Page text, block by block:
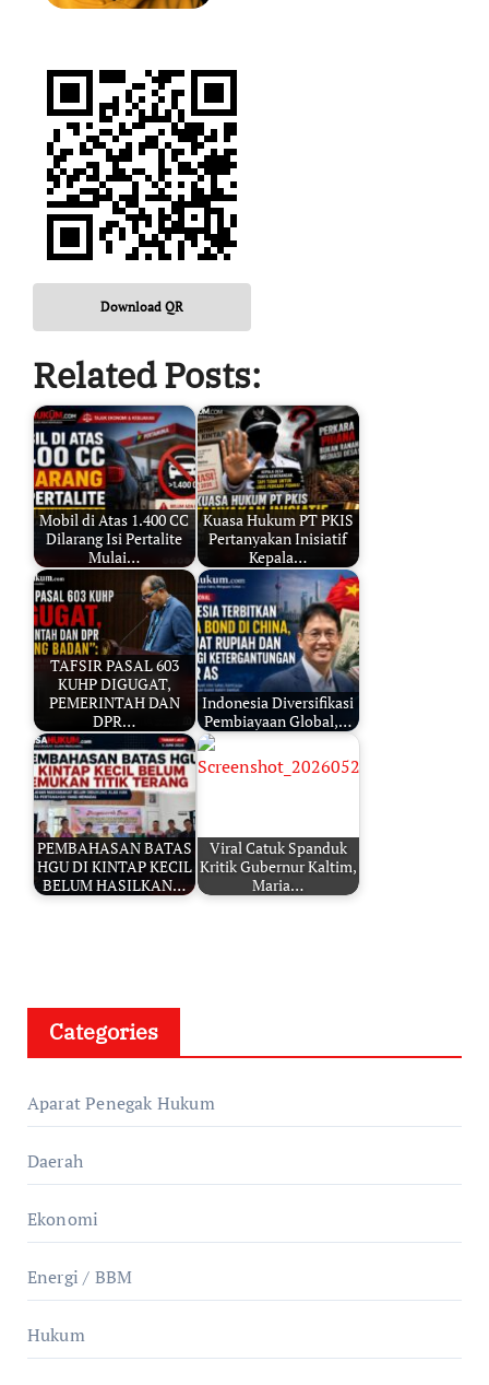
Download QR
Related Posts:
Mobil di Atas 1.400 CC
Dilarang Isi Pertalite
Mulai…
Kuasa Hukum PT PKIS
Pertanyakan Inisiatif
Kepala…
TAFSIR PASAL 603
KUHP DIGUGAT,
PEMERINTAH DAN
DPR…
Indonesia Diversifikasi
Pembiayaan Global,…
PEMBAHASAN BATAS
HGU DI KINTAP KECIL
BELUM HASILKAN…
Viral Catuk Spanduk
Kritik Gubernur Kaltim,
Maria…
Categories
Aparat Penegak Hukum
Daerah
Ekonomi
Energi / BBM
Hukum